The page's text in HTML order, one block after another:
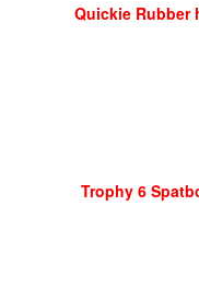
Quickie Rubber
Trophy 6